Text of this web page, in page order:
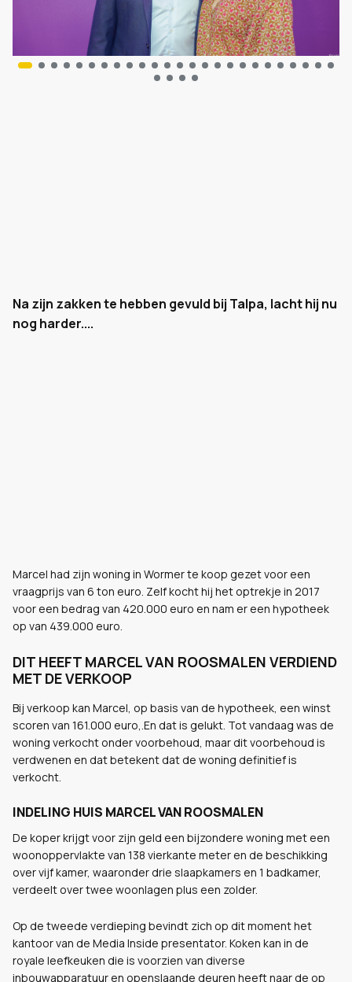
Na zijn zakken te hebben gevuld bij Talpa, lacht hij nu
nog harder....
Marcel had zijn woning in Wormer te koop gezet voor een
vraagprijs van 6 ton euro. Zelf kocht hij het optrekje in 2017
voor een bedrag van 420.000 euro en nam er een hypotheek
op van 439.000 euro.
DIT HEEFT MARCEL VAN ROOSMALEN VERDIEND
MET DE VERKOOP
Bij verkoop kan Marcel, op basis van de hypotheek, een winst
scoren van 161.000 euro,.En dat is gelukt. Tot vandaag was de
woning verkocht onder voorbehoud, maar dit voorbehoud is
verdwenen en dat betekent dat de woning definitief is
verkocht.
INDELING HUIS MARCEL VAN ROOSMALEN
De koper krijgt voor zijn geld een bijzondere woning met een
woonoppervlakte van 138 vierkante meter en de beschikking
over vijf kamer, waaronder drie slaapkamers en 1 badkamer,
verdeelt over twee woonlagen plus een zolder.
Op de tweede verdieping bevindt zich op dit moment het
kantoor van de Media Inside presentator. Koken kan in de
royale leefkeuken die is voorzien van diverse
inbouwapparatuur en openslaande deuren heeft naar de op